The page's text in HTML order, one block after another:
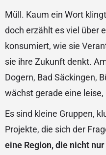
Müll. Kaum ein Wort
doch erzählt es viel über
konsumiert, wie sie
sie ihre Zukunft denkt.
Dogern, Bad Säckingen,
wächst gerade eine
Es sind kleine Gruppen,
Projekte, die sich der
eine Region, die nicht